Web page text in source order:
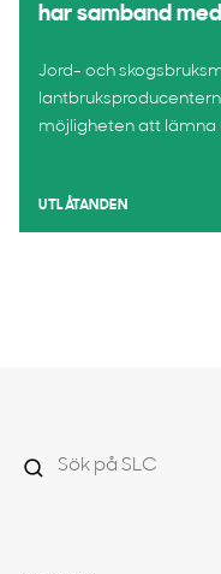
har samband
Jord- och
möjligheten att lämna
UTLÅTANDEN